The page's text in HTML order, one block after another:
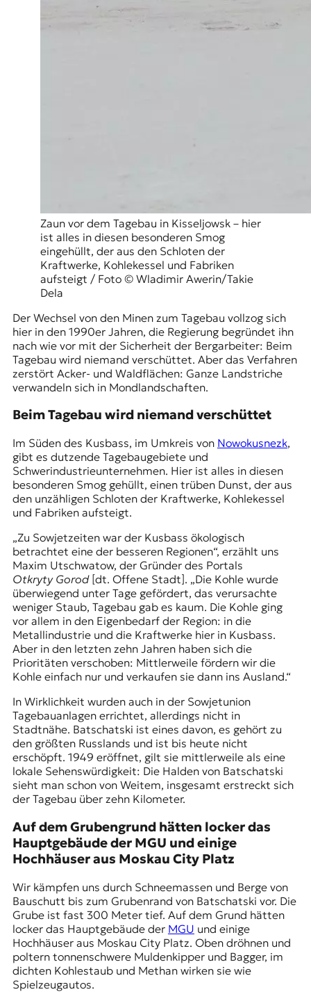
Zaun vor dem Tagebau in Kisseljowsk – hier
ist alles in diesen besonderen Smog
eingehüllt, der aus den Schloten der
Kraftwerke, Kohlekessel und Fabriken
aufsteigt / Foto © Wladimir Awerin/Takie
Dela
Der Wechsel von den Minen zum Tagebau vollzog sich
hier in den 1990er Jahren, die Regierung begründet ihn
nach wie vor mit der Sicherheit der Bergarbeiter: Beim
Tagebau wird niemand verschüttet. Aber das Verfahren
zerstört Acker- und Waldflächen: Ganze Landstriche
verwandeln sich in Mondlandschaften.
Beim Tagebau wird niemand verschüttet
Im Süden des Kusbass, im Umkreis von Nowokusnezk,
gibt es dutzende Tagebaugebiete und
Schwerindustrieunternehmen. Hier ist alles in diesen
besonderen Smog gehüllt, einen trüben Dunst, der aus
den unzähligen Schloten der Kraftwerke, Kohlekessel
und Fabriken aufsteigt.
„Zu Sowjetzeiten war der Kusbass ökologisch
betrachtet eine der besseren Regionen“, erzählt uns
Maxim Utschwatow, der Gründer des Portals
Otkryty Gorod[dt. Offene Stadt]. „Die Kohle wurde
überwiegend unter Tage gefördert, das verursachte
weniger Staub, Tagebau gab es kaum. Die Kohle ging
vor allem in den Eigenbedarf der Region: in die
Metallindustrie und die Kraftwerke hier in Kusbass.
Aber in den letzten zehn Jahren haben sich die
Prioritäten verschoben: Mittlerweile fördern wir die
Kohle einfach nur und verkaufen sie dann ins Ausland.“
In Wirklichkeit wurden auch in der Sowjetunion
Tagebauanlagen errichtet, allerdings nicht in
Stadtnähe. Batschatski ist eines davon, es gehört zu
den größten Russlands und ist bis heute nicht
erschöpft. 1949 eröffnet, gilt sie mittlerweile als eine
lokale Sehenswürdigkeit: Die Halden von Batschatski
sieht man schon von Weitem, insgesamt erstreckt sich
der Tagebau über zehn Kilometer.
Auf dem Grubengrund hätten locker das
Hauptgebäude der MGU und einige
Hochhäuser aus Moskau City Platz
Wir kämpfen uns durch Schneemassen und Berge von
Bauschutt bis zum Grubenrand von Batschatski vor. Die
Grube ist fast 300 Meter tief. Auf dem Grund hätten
locker das Hauptgebäude der MGU und einige
Hochhäuser aus Moskau CityPlatz. Oben dröhnen und
poltern tonnenschwere Muldenkipper und Bagger, im
dichten Kohlestaub und Methan wirken sie wie
Spielzeugautos.